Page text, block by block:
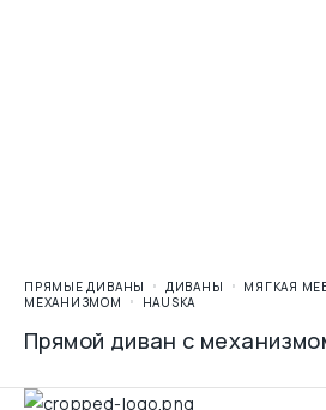
ПРЯМЫЕ ДИВАНЫ ДИВАНЫ МЯГКАЯ
МЕХАНИЗМОМ
HAUSKA
Прямой диван с